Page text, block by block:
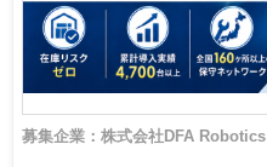
募集企業：株式会社DFA Robotics